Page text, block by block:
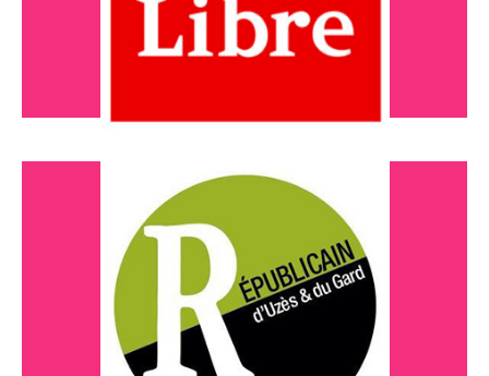
Lire l'article
Une aide pour tous les parents
Lire l'article